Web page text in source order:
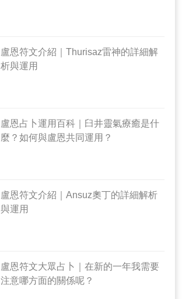
盧恩符文介紹｜Thurisaz雷神的詳細解
析與運用
盧恩占卜運用百科｜臼井靈氣療癒是什
麼？如何與盧恩共同運用？
盧恩符文介紹｜Ansuz奧丁的詳細解析
與運用
盧恩符文大眾占卜｜在新的一年我需要
注意哪方面的關係呢？